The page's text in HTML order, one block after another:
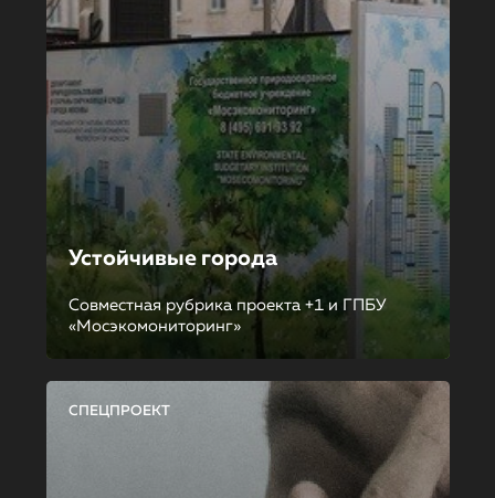
Устойчивые города
Совместная рубрика проекта +1 и ГПБУ
«Мосэкомониторинг»
СПЕЦПРОЕКТ